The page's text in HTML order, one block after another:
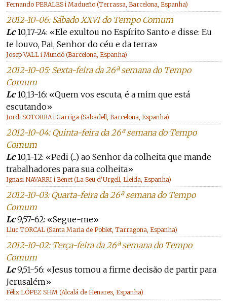
Fernando PERALES i Madueño (Terrassa, Barcelona, Espanha)
2012-10-06: Sábado XXVI do Tempo Comum
Lc10,17-24: «Ele exultou no Espírito Santo e disse: Eu
te louvo, Pai, Senhor do céu e da terra»
Josep VALL i Mundó (Barcelona, Espanha)
2012-10-05: Sexta-feira da 26ª semana do Tempo
Comum
Lc10,13-16: «Quem vos escuta, é a mim que está
escutando»
Jordi SOTORRA i Garriga (Sabadell, Barcelona, Espanha)
2012-10-04: Quinta-feira da 26ª semana do Tempo
Comum
Lc10,1-12: «Pedi (...) ao Senhor da colheita que mande
trabalhadores para sua colheita»
Ignasi NAVARRI i Benet (La Seu d'Urgell, Lleida, Espanha)
2012-10-03: Quarta-feira da 26ª semana do Tempo
Comum
Lc9,57-62: «Segue-me»
Lluc TORCAL (Santa Maria de Poblet, Tarragona, Espanha)
2012-10-02: Terça-feira da 26ª semana do Tempo
Comum
Lc9,51-56: «Jesus tomou a firme decisão de partir para
Jerusalém»
Félix LÓPEZ SHM (Alcalá de Henares, Espanha)